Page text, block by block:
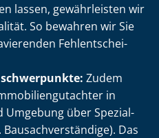
lassen, gewährleisten wir
So bewahren wir Sie
Fehl­ent­schei­
Zudem
in
Umgebung über Spe­zi­al­
Das